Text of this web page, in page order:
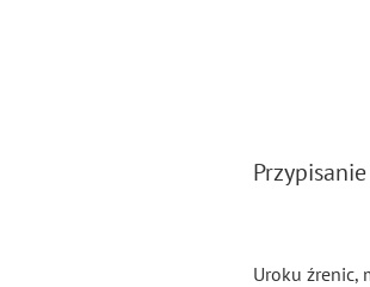
Przypisanie
Uroku źrenic,